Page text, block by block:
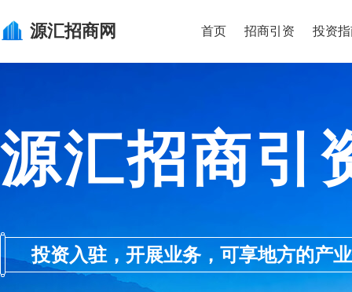
源汇招商网 首页 招商引资 投资
源汇招商引
投资入驻，开展业务，可享地方的产